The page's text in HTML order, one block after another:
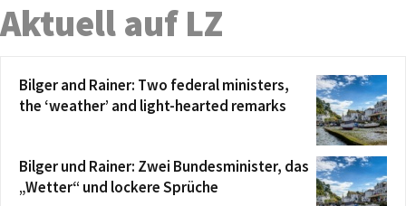
Aktuell auf LZ
Bilger and Rainer: Two federal ministers,
the ‘weather’ and light-hearted remarks
Bilger und Rainer: Zwei Bundesminister, das
„Wetter“ und lockere Sprüche